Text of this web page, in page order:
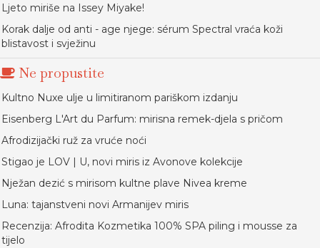
Ljeto miriše na Issey Miyake!
Korak dalje od anti - age njege: sérum Spectral vraća koži
blistavost i svježinu
Ne propustite
Kultno Nuxe ulje u limitiranom pariškom izdanju
Eisenberg L'Art du Parfum: mirisna remek-djela s pričom
Afrodizijački ruž za vruće noći
Stigao je LOV | U, novi miris iz Avonove kolekcije
Nježan dezić s mirisom kultne plave Nivea kreme
Luna: tajanstveni novi Armanijev miris
Recenzija: Afrodita Kozmetika 100% SPA piling i mousse za
tijelo